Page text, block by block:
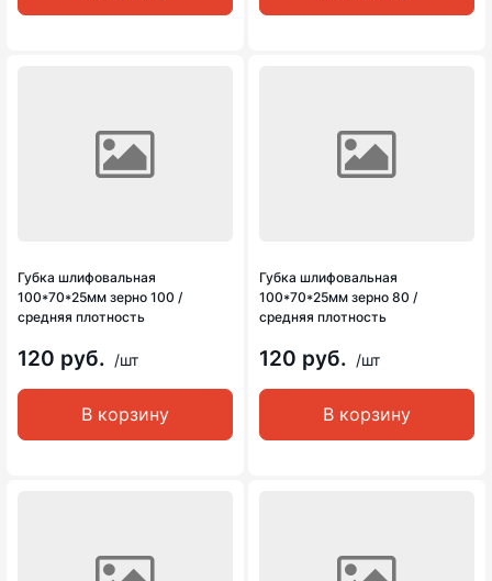
Губка шлифовальная
100*70*25мм зерно 100 /
средняя плотность
120 руб. /шт
В корзину
Губка шлифовальная
100*70*25мм зерно 80 /
средняя плотность
120 руб. /шт
В корзину